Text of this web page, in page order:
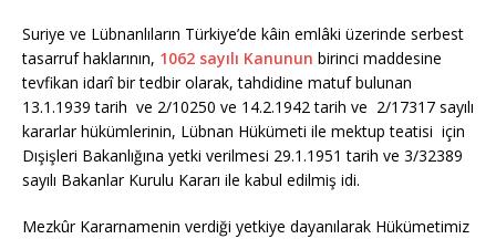
Suriye ve Lübnanlıların Türkiye’de kâin emlâki üzerinde serbest
tasarruf haklarının, 1062 sayılı Kanunun birinci maddesine
tevfikan idarî bir tedbir olarak, tahdidine matuf bulunan
13.1.1939 tarih ve 2/10250 ve 14.2.1942 tarih ve 2/17317 sayılı
kararlar hükümlerinin, Lübnan Hükümeti ile mektup teatisi için
Dışişleri Bakanlığına yetki verilmesi 29.1.1951 tarih ve 3/32389
sayılı Bakanlar Kurulu Kararı ile kabul edilmiş idi.
Mezkûr Kararnamenin verdiği yetkiye dayanılarak Hükümetimiz